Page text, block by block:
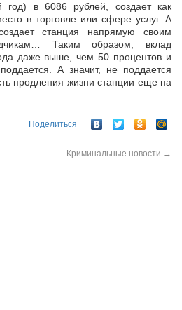
в 6086 рублей, создает как
в торговле или сфере услуг. А
станция напрямую своим
Таким образом, вклад
даже выше, чем 50 процентов и
А значит, не поддается
продления жизни станции еще на
Поделиться
Криминальные новости →